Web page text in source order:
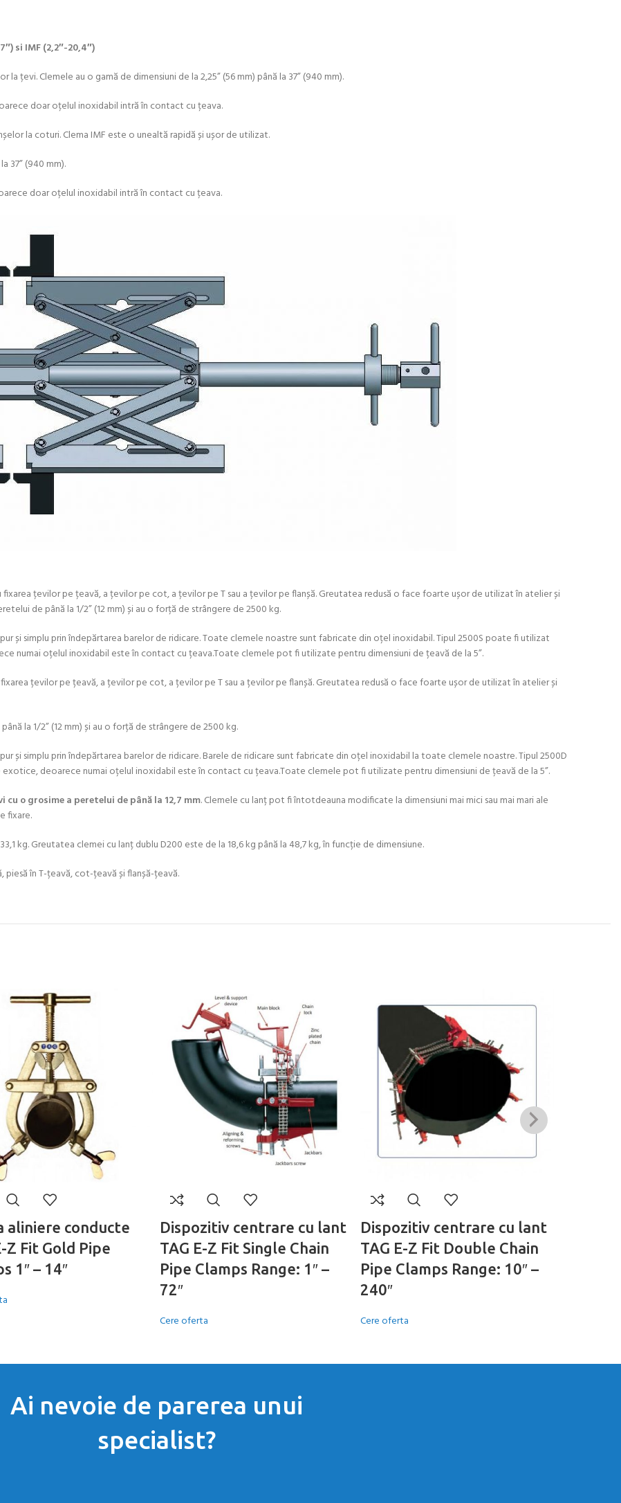
si IMF (2,2″-20,4″)
țevi. Clemele au o gamă de dimensiuni de la 2,25” (56 mm) până la 37” (940 mm).
doar oțelul inoxidabil intră în contact cu țeava.
la coturi. Clema IMF este o unealtă rapidă și ușor de utilizat.
37” (940 mm).
doar oțelul inoxidabil intră în contact cu țeava.
țevilor pe țeavă, a țevilor pe cot, a țevilor pe T sau a țevilor pe flanșă. Greutatea redusă o face foarte ușor de utilizat în atelier și
de până la 1/2” (12 mm) și au o forță de strângere de 2500 kg.
și simplu prin îndepărtarea barelor de ridicare. Toate clemele noastre sunt fabricate din oțel inoxidabil. Tipul 2500S poate fi utilizat
numai oțelul inoxidabil este în contact cu țeava.Toate clemele pot fi utilizate pentru dimensiuni de țeavă de la 5”.
țevilor pe țeavă, a țevilor pe cot, a țevilor pe T sau a țevilor pe flanșă. Greutatea redusă o face foarte ușor de utilizat în atelier și
la 1/2” (12 mm) și au o forță de strângere de 2500 kg.
și simplu prin îndepărtarea barelor de ridicare. Barele de ridicare sunt fabricate din oțel inoxidabil la toate clemele noastre. Tipul 2500D
deoarece numai oțelul inoxidabil este în contact cu țeava.Toate clemele pot fi utilizate pentru dimensiuni de țeavă de la 5”.
cu o grosime a peretelui de până la 12,7 mm. Clemele cu lanț pot fi întotdeauna modificate la dimensiuni mai mici sau mai mari ale
fixare.
kg. Greutatea clemei cu lanț dublu D200 este de la 18,6 kg până la 48,7 kg, în funcție de dimensiune.
în T-țeavă, cot-țeavă și flanșă-țeavă.
aliniere conducte
Z Fit Gold Pipe
1″ – 14″
Dispozitiv centrare cu lant
TAG E-Z Fit Single Chain
Pipe Clamps Range: 1″ –
72″
Cere oferta
Dispozitiv centrare cu lant
TAG E-Z Fit Double Chain
Pipe Clamps Range: 10″ –
240″
Cere oferta
Ai nevoie de parerea unui
specialist?